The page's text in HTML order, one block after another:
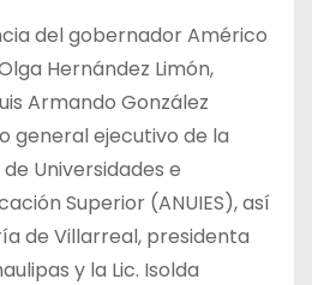
del gobernador Américo
Hernández Limón,
Armando González
general ejecutivo de la
Universidades e
Superior (ANUIES), así
de Villarreal, presidenta
y la Lic. Isolda